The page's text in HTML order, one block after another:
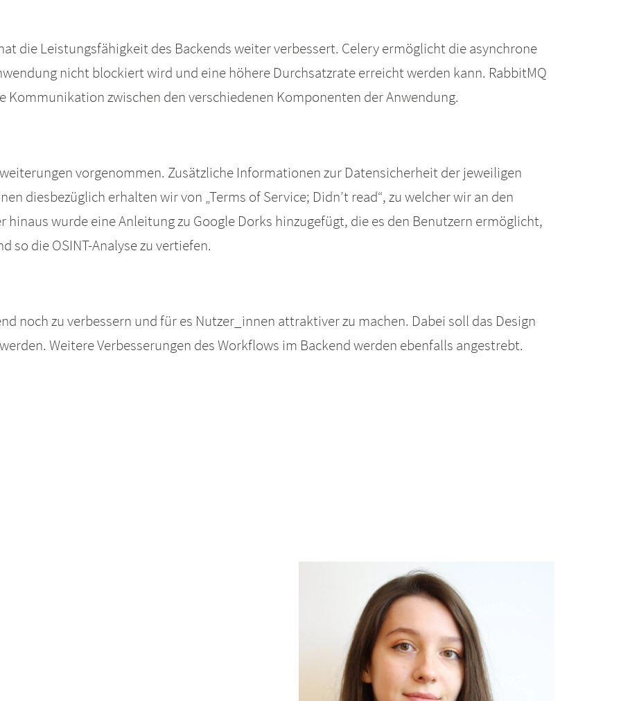
die Leistungsfähigkeit des Backends weiter verbessert. Celery ermöglicht die asynchrone
nicht blockiert wird und eine höhere Durchsatzrate erreicht werden kann. RabbitMQ
zwischen den verschiedenen Komponenten der Anwendung.
vorgenommen. Zusätzliche Informationen zur Datensicherheit der jeweiligen
diesbezüglich erhalten wir von „Terms of Service; Didn’t read“, zu welcher wir an den
wurde eine Anleitung zu Google Dorks hinzugefügt, die es den Benutzern ermöglicht,
so die OSINT-Analyse zu vertiefen.
noch zu verbessern und für es Nutzer_innen attraktiver zu machen. Dabei soll das Design
Weitere Verbesserungen des Workflows im Backend werden ebenfalls angestrebt.